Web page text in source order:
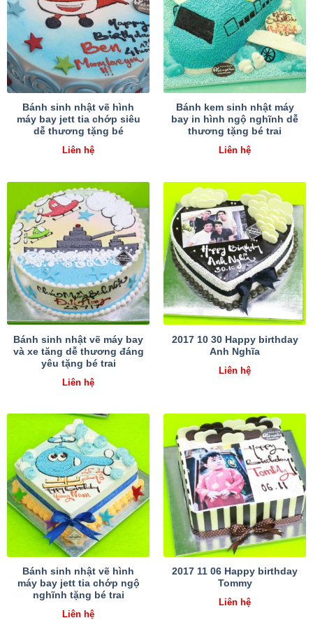
Bánh sinh nhật vẽ hình
máy bay jett tia chớp siêu
dễ thương tặng bé
Liên hệ
Bánh kem sinh nhật máy
bay in hình ngộ nghĩnh dễ
thương tặng bé trai
Liên hệ
Bánh sinh nhật vẽ máy bay
và xe tăng dễ thương đáng
yêu tặng bé trai
Liên hệ
2017 10 30 Happy birthday
Anh Nghĩa
Liên hệ
Bánh sinh nhật vẽ hình
máy bay jett tia chớp ngộ
nghĩnh tặng bé trai
Liên hệ
2017 11 06 Happy birthday
Tommy
Liên hệ